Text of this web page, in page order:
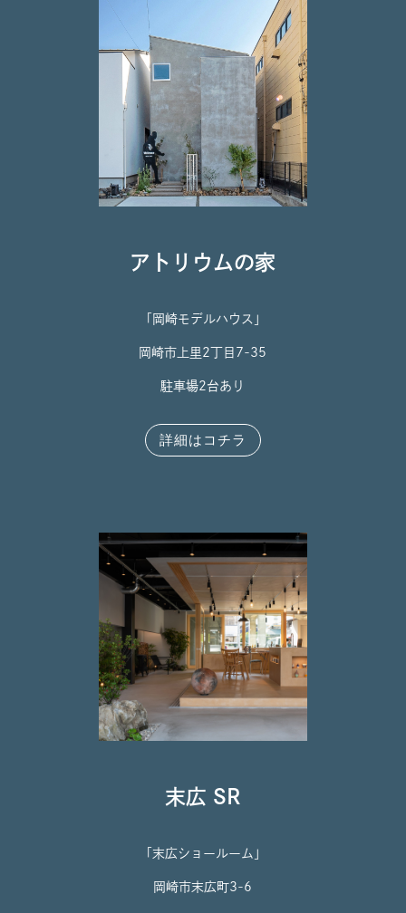
アトリウムの家
「岡崎モデルハウス」
岡崎市上里2丁目7-35
駐車場2台あり
詳細はコチラ
末広 SR
「末広ショールーム」
岡崎市末広町3-6